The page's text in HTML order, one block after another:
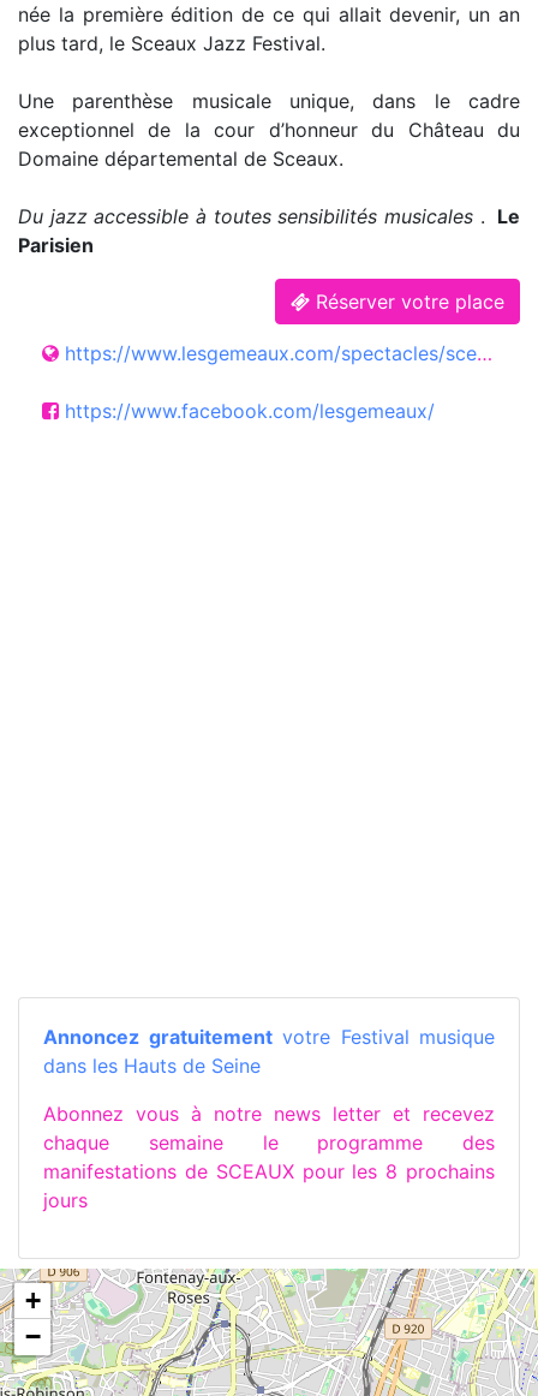
née la première édition de ce qui allait devenir, un an
plus tard, le Sceaux Jazz Festival.
Une parenthèse musicale unique, dans le cadre
exceptionnel de la cour d’honneur du Château du
Domaine départemental de Sceaux.
Du jazz accessible à toutes sensibilités musicales . Le
Parisien
Réserver votre place
https://www.lesgemeaux.com/spectacles/sceaux-jazz-festival-2026/
https://www.facebook.com/lesgemeaux/
Annoncez gratuitementvotre Festival musique
dans les Hauts de Seine
Abonnez vous à notre news letter et recevez
chaque semaine le programme des
manifestations de SCEAUX pour les 8 prochains
jours
+
−